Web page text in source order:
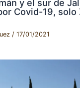
y el sur de
Covid-19,
/17/01/2021